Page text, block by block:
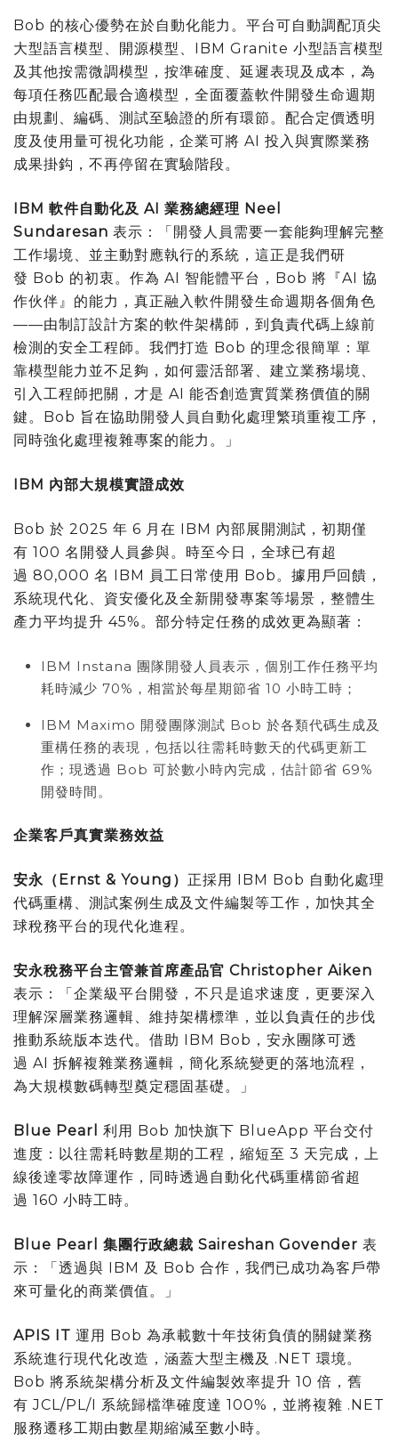
Bob 的核心優勢在於自動化能力。平台可自動調配頂尖
大型語言模型、開源模型、IBM Granite 小型語言模型
及其他按需微調模型，按準確度、延遲表現及成本，為
每項任務匹配最合適模型，全面覆蓋軟件開發生命週期
由規劃、編碼、測試至驗證的所有環節。配合定價透明
度及使用量可視化功能，企業可將 AI 投入與實際業務
成果掛鈎，不再停留在實驗階段。
IBM 軟件自動化及 AI 業務總經理 Neel
Sundaresan 表示：「開發人員需要一套能夠理解完整
工作場境、並主動對應執行的系統，這正是我們研
發 Bob 的初衷。作為 AI 智能體平台，Bob 將『AI 協
作伙伴』的能力，真正融入軟件開發生命週期各個角色
——由制訂設計方案的軟件架構師，到負責代碼上線前
檢測的安全工程師。我們打造 Bob 的理念很簡單：單
靠模型能力並不足夠，如何靈活部署、建立業務場境、
引入工程師把關，才是 AI 能否創造實質業務價值的關
鍵。Bob 旨在協助開發人員自動化處理繁瑣重複工序，
同時強化處理複雜專案的能力。」
IBM 內部大規模實證成效
Bob 於 2025 年 6 月在 IBM 內部展開測試，初期僅
有 100 名開發人員參與。時至今日，全球已有超
過 80,000 名 IBM 員工日常使用 Bob。據用戶回饋，
系統現代化、資安優化及全新開發專案等場景，整體生
產力平均提升 45%。部分特定任務的成效更為顯著：
IBM Instana 團隊開發人員表示，個別工作任務平均
耗時減少 70%，相當於每星期節省 10 小時工時；
IBM Maximo 開發團隊測試 Bob 於各類代碼生成及
重構任務的表現，包括以往需耗時數天的代碼更新工
作；現透過 Bob 可於數小時內完成，估計節省 69%
開發時間。
企業客戶真實業務效益
安永（ Ernst & Young ） 正採用 IBM Bob 自動化處理
代碼重構、測試案例生成及文件編製等工作，加快其全
球稅務平台的現代化進程。
安永稅務平台主管兼首席產品官 Christopher Aiken
表示：「企業級平台開發，不只是追求速度，更要深入
理解深層業務邏輯、維持架構標準，並以負責任的步伐
推動系統版本迭代。借助 IBM Bob，安永團隊可透
過 AI 拆解複雜業務邏輯，簡化系統變更的落地流程，
為大規模數碼轉型奠定穩固基礎。」
Blue Pearl
利用 Bob 加快旗下 BlueApp 平台交付
進度：以往需耗時數星期的工程，縮短至 3 天完成，上
線後達零故障運作，同時透過自動化代碼重構節省超
過 160 小時工時。
Blue Pearl 集團行政總裁 Saireshan Govender 表
示：「透過與 IBM 及 Bob 合作，我們已成功為客戶帶
來可量化的商業價值。」
APIS IT 運用 Bob 為承載數十年技術負債的關鍵業務
系統進行現代化改造，涵蓋大型主機及 .NET 環境。
Bob 將系統架構分析及文件編製效率提升 10 倍，舊
有 JCL/PL/I 系統歸檔準確度達 100%，並將複雜 .NET
服務遷移工期由數星期縮減至數小時。